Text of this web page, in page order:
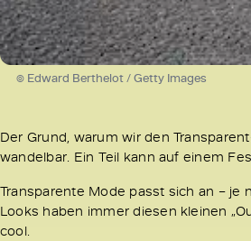
© Edward Berthelot / Getty Images
Der Grund, warum wir den
wandelbar. Ein Teil kann auf einem
Transparente Mode passt sich an –
Looks haben immer diesen kleinen
cool.